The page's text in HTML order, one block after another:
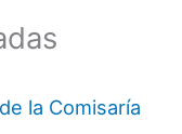
la Comisaría